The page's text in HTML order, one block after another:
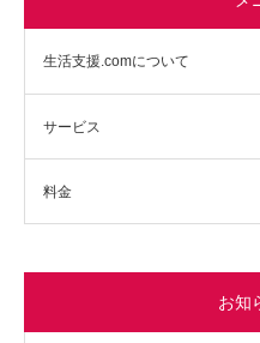
生活支援.comについて
サービス
料金
お知